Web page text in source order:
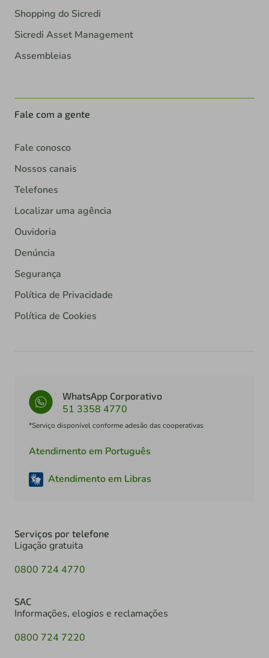
Shopping do Sicredi
Sicredi Asset Management
Assembleias
Fale com a gente
Fale conosco
Nossos canais
Telefones
Localizar uma agência
Ouvidoria
Denúncia
Segurança
Política de Privacidade
Política de Cookies
WhatsApp Corporativo
51 3358 4770
*Serviço disponível conforme adesão das cooperativas
Atendimento em Português
Atendimento em Libras
Serviços por telefone
Ligação gratuita
0800 724 4770
SAC
Informações, elogios e reclamações
0800 724 7220